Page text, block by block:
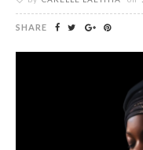
SHARE